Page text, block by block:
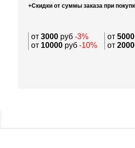
+Скидки от суммы заказа при
от3000руб -3% от 5000
от 10000руб -10% от